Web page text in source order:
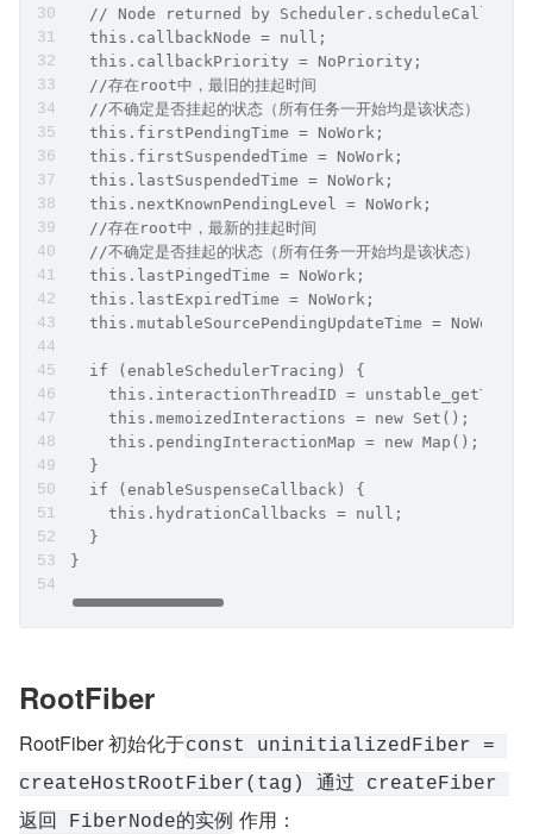
  // Node returned by Scheduler.scheduleCallback
  this.callbackNode = null;
  this.callbackPriority = NoPriority;
  //存在root中，最旧的挂起时间
  //不确定是否挂起的状态（所有任务一开始均是该状态）
  this.firstPendingTime = NoWork;
  this.firstSuspendedTime = NoWork;
  this.lastSuspendedTime = NoWork;
  this.nextKnownPendingLevel = NoWork;
  //存在root中，最新的挂起时间
  //不确定是否挂起的状态（所有任务一开始均是该状态）
  this.lastPingedTime = NoWork;
  this.lastExpiredTime = NoWork;
  this.mutableSourcePendingUpdateTime = NoWork;
  if (enableSchedulerTracing) {
this.interactionThreadID =
    this.memoizedInteractions = new Set();
    this.pendingInteractionMap = new Map();
  }
  if (enableSuspenseCallback) {
    this.hydrationCallbacks = null;
  }
}
RootFiber
RootFiber 初始化于const uninitializedFiber =
createHostRootFiber(tag) 通过 createFiber
返回 FiberNode的实例 作用：